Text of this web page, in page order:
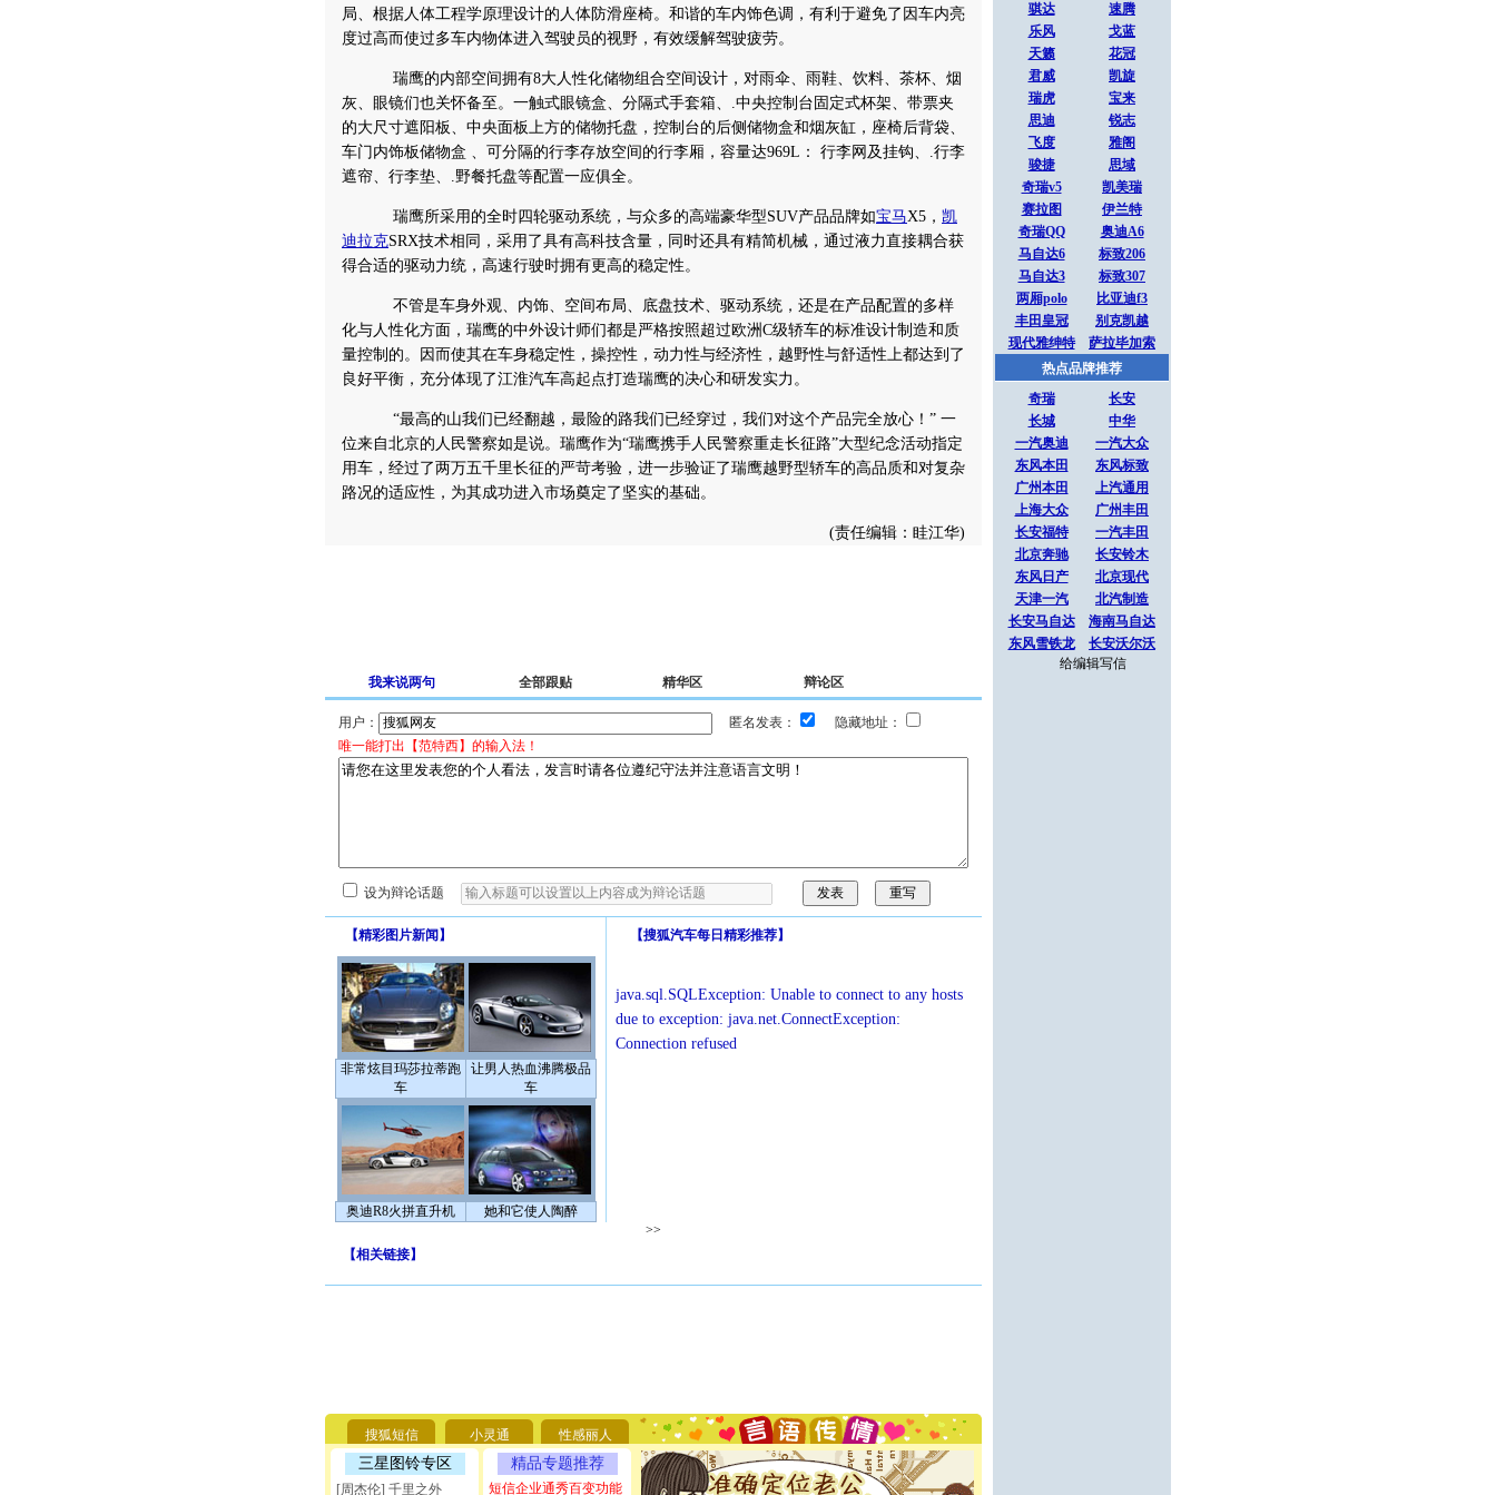
局、根据人体工程学原理设计的人体防滑座椅。和谐的车内饰色调，有利于避免了因车内亮
度过高而使过多车内物体进入驾驶员的视野，有效缓解驾驶疲劳。
瑞鹰的内部空间拥有8大人性化储物组合空间设计，对雨伞、雨鞋、饮料、茶杯、烟
灰、眼镜们也关怀备至。一触式眼镜盒、分隔式手套箱、.中央控制台固定式杯架、带票夹
的大尺寸遮阳板、中央面板上方的储物托盘，控制台的后侧储物盒和烟灰缸，座椅后背袋、
车门内饰板储物盒 、可分隔的行李存放空间的行李厢，容量达969L： 行李网及挂钩、.行李
遮帘、行李垫、.野餐托盘等配置一应俱全。
瑞鹰所采用的全时四轮驱动系统，与众多的高端豪华型SUV产品品牌如宝马X5， 凯
迪拉克SRX技术相同，采用了具有高科技含量，同时还具有精简机械，通过液力直接耦合获
得合适的驱动力统，高速行驶时拥有更高的稳定性。
不管是车身外观、内饰、空间布局、底盘技术、驱动系统，还是在产品配置的多样
化与人性化方面，瑞鹰的中外设计师们都是严格按照超过欧洲C级轿车的标准设计制造和质
量控制的。因而使其在车身稳定性，操控性，动力性与经济性，越野性与舒适性上都达到了
良好平衡，充分体现了江淮汽车高起点打造瑞鹰的决心和研发实力。
“最高的山我们已经翻越，最险的路我们已经穿过，我们对这个产品完全放心！” 一
位来自北京的人民警察如是说。瑞鹰作为“瑞鹰携手人民警察重走长征路”大型纪念活动指定
用车，经过了两万五千里长征的严苛考验，进一步验证了瑞鹰越野型轿车的高品质和对复杂
路况的适应性，为其成功进入市场奠定了坚实的基础。
(责任编辑：眭江华)
我来说两句 全部跟贴 精华区 辩论区
用户： 匿名发表：
隐藏地址：
唯一能打出【范特西】的输入法！
设为辩论话题
【精彩图片新闻 】
非常炫目玛莎拉蒂跑
车
让男人热血沸腾极品
车
奥迪R8火拼直升机 她和它使人陶醉
【搜狐汽车每日精彩推荐】
java.sql.SQLException: Unable to connect to any hosts
due to exception: java.net.ConnectException:
Connection refused
>>
【相关链接】
搜狐短信 小灵通 性感丽人
三星图铃专区
[周杰伦] 千里之外
精品专题推荐
短信企业通秀百变功能
要平安！千万要知足！千万不要忘记我！
[圣诞节]不只这样的日子才会想起你,而是这样的日子才
能正大光明地骚扰你,告诉你,圣诞要快乐!新年要快乐!天
天都要快乐噢!
骐达
速腾
乐风
戈蓝
天籁
花冠
君威
凯旋
瑞虎
宝来
思迪
锐志
飞度
雅阁
骏捷
思域
奇瑞v5
凯美瑞
赛拉图
伊兰特
奇瑞QQ
奥迪A6
马自达6
标致206
马自达3
标致307
两厢polo
比亚迪f3
丰田皇冠
别克凯越
现代雅绅特
萨拉毕加索
热点品牌推荐
奇瑞
长安
长城
中华
一汽奥迪
一汽大众
东风本田
东风标致
广州本田
上汽通用
上海大众
广州丰田
长安福特
一汽丰田
北京奔驰
长安铃木
东风日产
北京现代
天津一汽
北汽制造
长安马自达
海南马自达
东风雪铁龙
长安沃尔沃
给编辑写信